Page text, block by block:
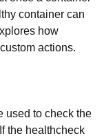
container can
how
actions.
used to check the
the healthcheck